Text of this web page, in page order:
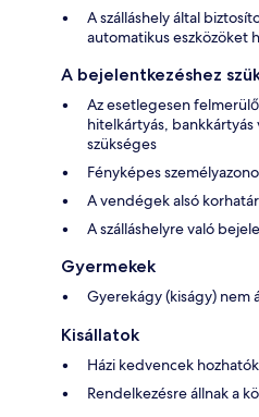
A szálláshely által
automatikus eszközöket
A bejelentkezéshez
Az esetlegesen
hitelkártyás,
szükséges
Fényképes
A vendégek alsó
A szálláshelyre való
Gyermekek
Gyerekágy (kiságy) nem
Kisállatok
Házi kedvencek
Rendelkezésre állnak a